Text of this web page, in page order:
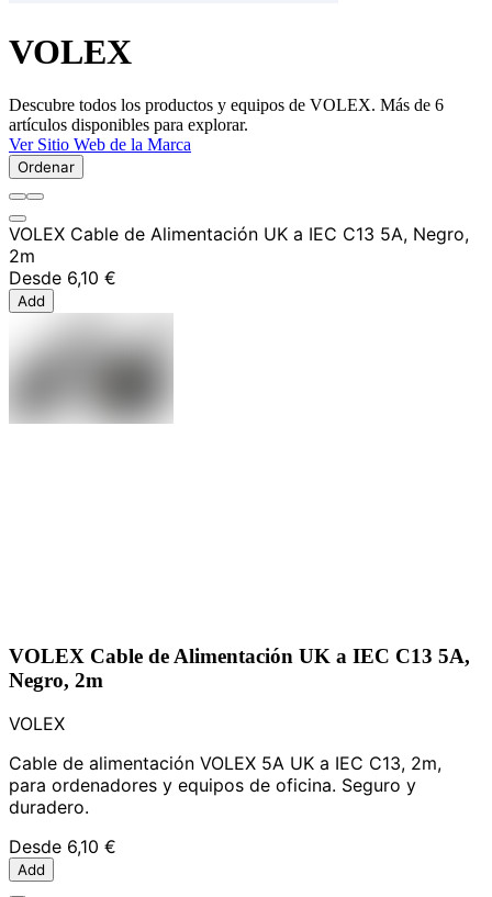
VOLEX
Descubre todos los productos y equipos de VOLEX. Más de 6
artículos disponibles para explorar.
Ver Sitio Web de la Marca
Ordenar
VOLEX Cable de Alimentación UK a IEC C13 5A, Negro,
2m
Desde 6,10 €
Add
VOLEX Cable de Alimentación UK a IEC C13 5A,
Negro, 2m
VOLEX
Cable de alimentación VOLEX 5A UK a IEC C13, 2m,
para ordenadores y equipos de oficina. Seguro y
duradero.
Desde 6,10 €
Add